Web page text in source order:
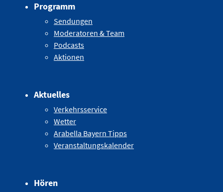
Programm
Sendungen
Moderatoren & Team
Podcasts
Aktionen
Aktuelles
Verkehrsservice
Wetter
Arabella Bayern Tipps
Veranstaltungskalender
Hören